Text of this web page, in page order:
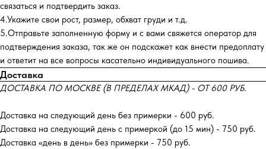
связаться и подтвердить заказ.
4.Укажите свои рост, размер, обхват груди и т.д.
5.Отправьте заполненную форму и с вами свяжется оператор для
подтверждения заказа, так же он подскажет как внести предоплату
и ответит на все вопросы касательно индивидуального пошива.
Доставка
ДОСТАВКА ПО МОСКВЕ (В ПРЕДЕЛАХ МКАД) - ОТ 600 РУБ.
Доставка на следующий день без примерки - 600 руб.
Доставка на следующий день с примеркой (до 15 мин) - 750 руб.
Доставка «день в день» без примерки - 750 руб.